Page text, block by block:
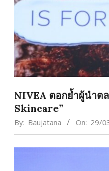
NIVEA ตอกย้ำผู้นำต
Skincare”
By: Baujatana On: 29/